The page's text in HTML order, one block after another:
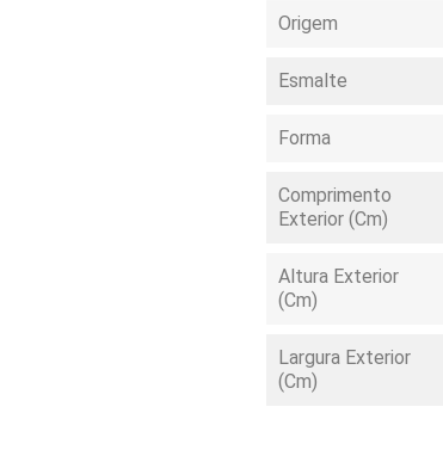
Origem
Esmalte
Forma
Comprimento
Exterior (cm)
Altura Exterior
(cm)
Largura Exterior
(cm)